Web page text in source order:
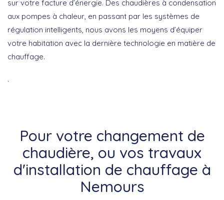
sur votre facture d’énergie. Des chaudières à condensation
aux pompes à chaleur, en passant par les systèmes de
régulation intelligents, nous avons les moyens d’équiper
votre habitation avec la dernière technologie en matière de
chauffage.
`
Pour votre changement de
chaudière, ou vos travaux
d'installation de chauffage à
Nemours